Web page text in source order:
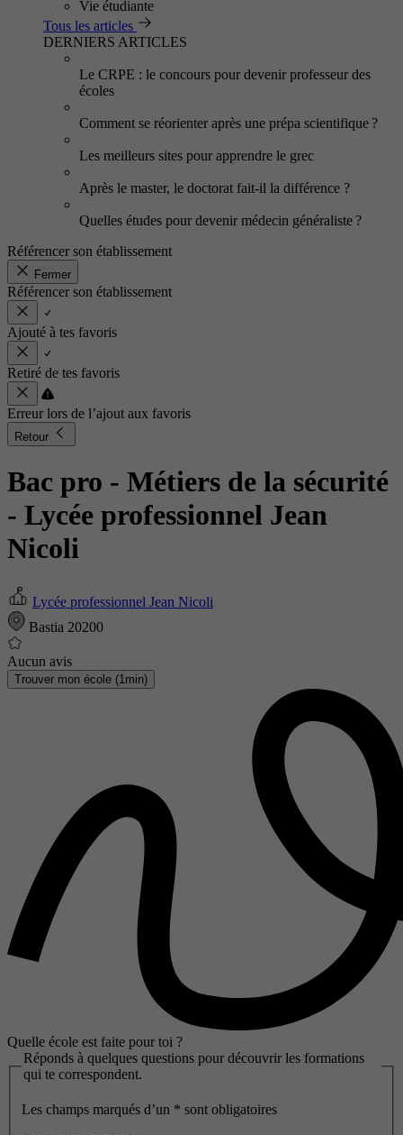
Vie étudiante
Tous les articles
DERNIERS ARTICLES
Le CRPE : le concours pour devenir professeur des
écoles
Comment se réorienter après une prépa scientifique ?
Les meilleurs sites pour apprendre le grec
Après le master, le doctorat fait-il la différence ?
Quelles études pour devenir médecin généraliste ?
Référencer son établissement
Fermer
Référencer son établissement
Ajouté à tes favoris
Retiré de tes favoris
Erreur lors de l’ajout aux favoris
Retour
Bac pro - Métiers de la sécurité
- Lycée professionnel Jean
Nicoli
Lycée professionnel Jean Nicoli
Bastia 20200
Aucun avis
Trouver mon école (1min)
Quelle école est faite pour toi ?
Réponds à quelques questions pour découvrir les formations
qui te correspondent.
Les champs marqués d’un * sont obligatoires